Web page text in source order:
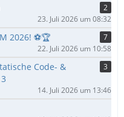
2
23. Juli 2026 um 08:32
2026! ⚽🏆
7
22. Juli 2026 um 10:58
Code- &
3
14. Juli 2026 um 13:46